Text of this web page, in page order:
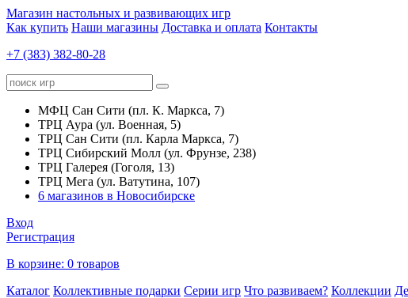
Магазин настольных и развивающих игр
Как купить Наши магазины Доставка и оплата Контакты
+7 (383) 382-80-28
МФЦ Сан Сити (пл. К. Маркса, 7)
ТРЦ Аура (ул. Военная, 5)
ТРЦ Сан Сити (пл. Карла Маркса, 7)
ТРЦ Сибирский Молл (ул. Фрунзе, 238)
ТРЦ Галерея (Гоголя, 13)
ТРЦ Мега (ул. Ватутина, 107)
6 магазинов в Новосибирске
Вход
Регистрация
В корзине: 0 товаров
Каталог Коллективные подарки Серии игр Что развиваем? Коллекции